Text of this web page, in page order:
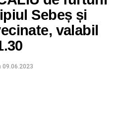
Sebeș și
valabil
09.06.2023